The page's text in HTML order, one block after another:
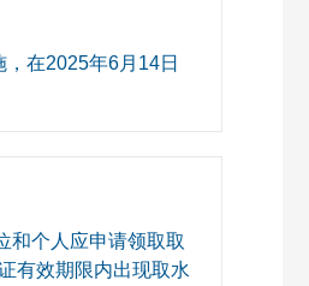
在2025年6月14日
和个人应申请领取取
有效期限内出现取水